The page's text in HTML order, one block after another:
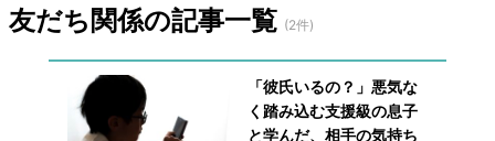
友だち関係の記事一覧 (2件)
「彼氏いるの？」悪気な
く踏み込む支援級の息子
と学んだ、相手の気持ち